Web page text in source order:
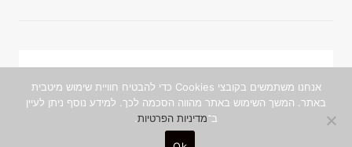
ניוזלטר
הצטרפו לקהילה היצירתית והמקצועית, ותפגשו
תוכן איכותי ומסקרן מהכותבים המובילים, עד
אנחנו משתמשים בקובצי Cookies כדי להבטיח חוויית שימוש מיטבית
באתר. המשך השימוש באתר מהווה הסכמה לכך. למידע נוסף ניתן לעיין
ב־מדיניות הפרטיות